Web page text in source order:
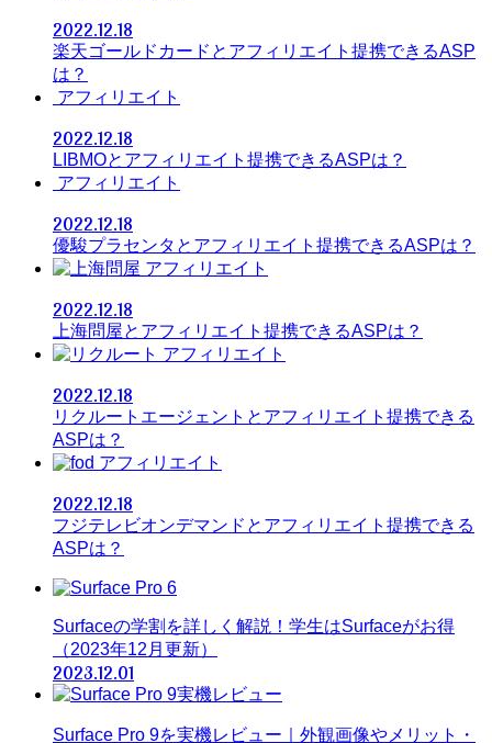
2022.12.18
楽天ゴールドカードとアフィリエイト提携できるASP
は？
アフィリエイト
2022.12.18
LIBMOとアフィリエイト提携できるASPは？
アフィリエイト
2022.12.18
優駿プラセンタとアフィリエイト提携できるASPは？
アフィリエイト
2022.12.18
上海問屋とアフィリエイト提携できるASPは？
アフィリエイト
2022.12.18
リクルートエージェントとアフィリエイト提携できる
ASPは？
アフィリエイト
2022.12.18
フジテレビオンデマンドとアフィリエイト提携できる
ASPは？
Surfaceの学割を詳しく解説！学生はSurfaceがお得
（2023年12月更新）
2023.12.01
Surface Pro 9を実機レビュー｜外観画像やメリット・